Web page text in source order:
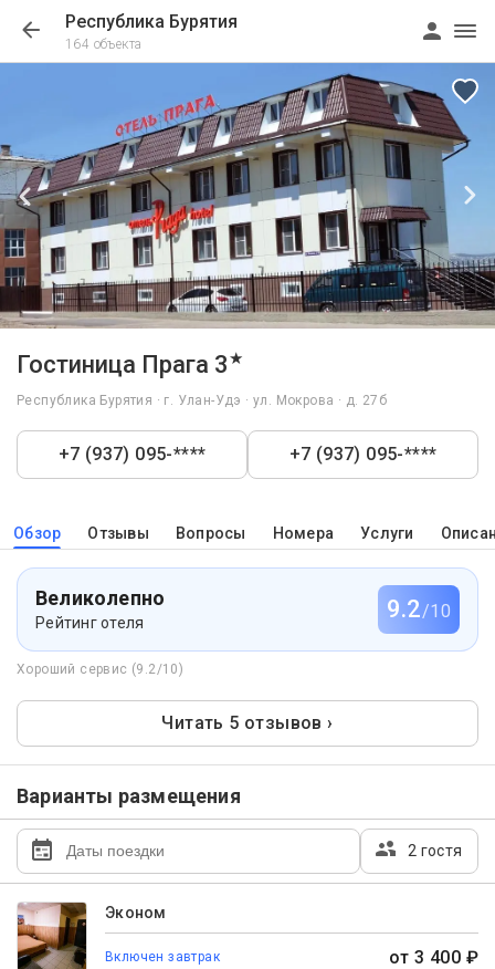
Республика Бурятия
164 объекта
Гостиница Прага 3★
Республика Бурятия · г. Улан-Удэ · ул. Мокрова · д. 27б
+7 (937) 095-**** +7 (937) 095-****
Обзор Отзывы Вопросы Номера Услуги
Великолепно
Рейтинг отеля 9.2/10
Хороший сервис (9.2/10)
Читать 5 отзывов ›
Варианты размещения
2 гостя
Эконом
Включен завтрак от 3 400 ₽